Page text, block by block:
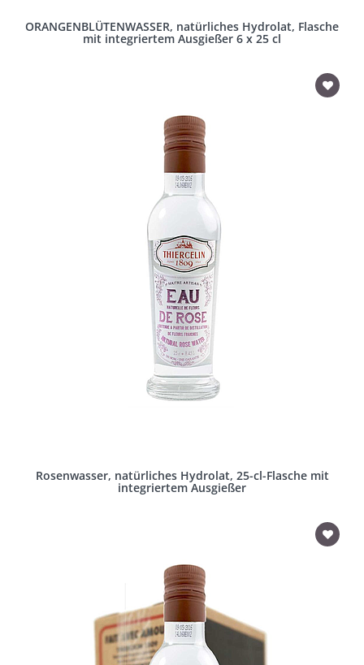
ORANGENBLÜTENWASSER, natürliches Hydrolat, Flasche
mit integriertem Ausgießer 6 x 25 cl
Rosenwasser, natürliches Hydrolat, 25-cl-Flasche mit
integriertem Ausgießer